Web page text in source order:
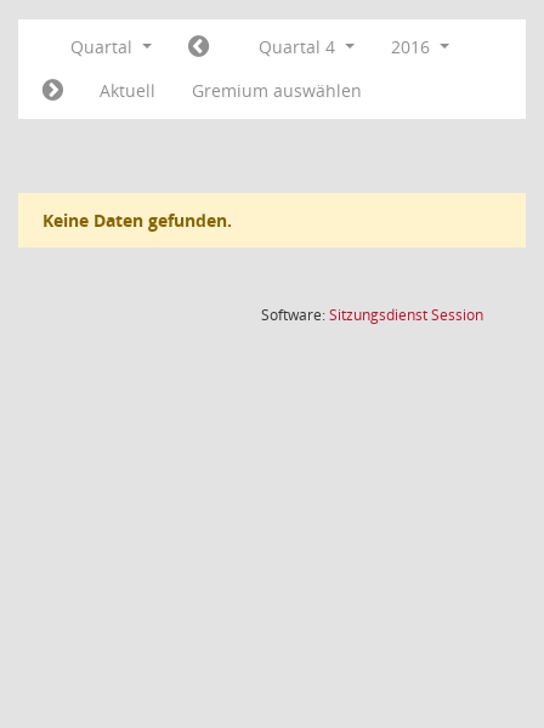
Quartal Quartal 4
2016
Aktuell
Gremium auswählen
Keine Daten gefunden.
Software:SitzungsdienstSession(Wird in